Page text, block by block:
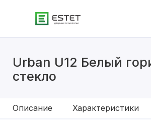
Urban U12 Белый
стекло
Описание Характеристики